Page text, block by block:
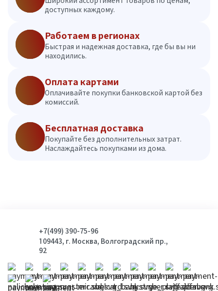
доступных каждому.
Работаем в регионах
Быстрая и надежная доставка, где бы вы ни
находились.
Оплата картами
Оплачивайте покупки банковской картой без
комиссий.
Бесплатная доставка
Покупайте без дополнительных затрат.
Наслаждайтесь покупками из дома.
+7(499) 390-75-96
109443, г. Москва, Волгоградский пр.,
92